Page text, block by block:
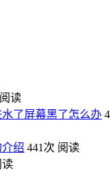
读
了屏幕黑了怎么办
绍 441次 阅读
读